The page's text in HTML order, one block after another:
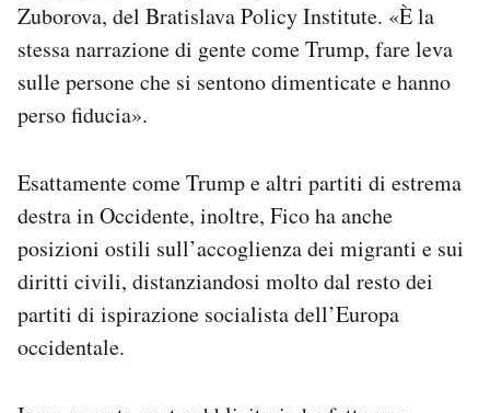
Zuborova, del Bratislava Policy Institute. «È la
stessa narrazione di gente come Trump, fare leva
sulle persone che si sentono dimenticate e hanno
perso fiducia».
Esattamente come Trump e altri partiti di estrema
destra in Occidente, inoltre, Fico ha anche
posizioni ostili sull’accoglienza dei migranti e sui
diritti civili, distanziandosi molto dal resto dei
partiti di ispirazione socialista dell’Europa
occidentale.